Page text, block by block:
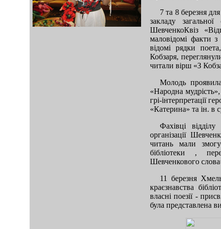
mod sb vertikal
7 та 8 березня
закладу
ШевченкоКвіз
маловідомі факти з
відомі рядки
Кобзаря,
читали вірш «З
Молодь
«Народна
грі-інтерпретації
«Катерина» та ін. в
Фахівці
організації
читань мали
бібліотеки ,
Шевченкового
11 березня
краєзнавства
власні поезії -
була представлена